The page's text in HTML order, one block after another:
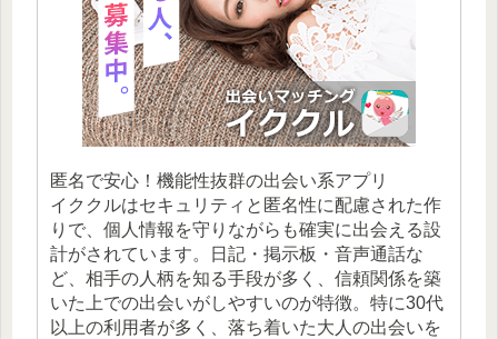
匿名で安心！機能性抜群の出会い系アプリ
イククルはセキュリティと匿名性に配慮された作
りで、個人情報を守りながらも確実に出会える設
計がされています。日記・掲示板・音声通話な
ど、相手の人柄を知る手段が多く、信頼関係を築
いた上での出会いがしやすいのが特徴。特に30代
以上の利用者が多く、落ち着いた大人の出会いを